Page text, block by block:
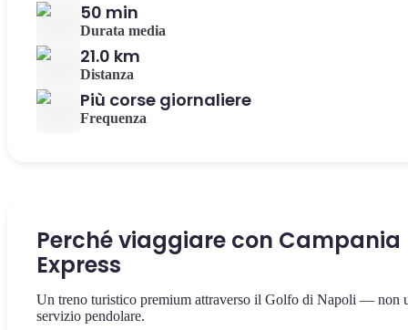
50 min
Durata media
21.0 km
Distanza
Più corse giornaliere
Frequenza
Perché viaggiare con Campania
Express
Un treno turistico premium attraverso il Golfo di Napoli — non
servizio pendolare.